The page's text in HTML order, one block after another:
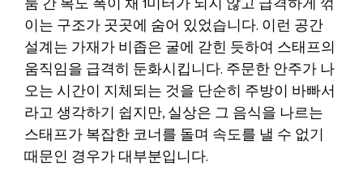
이는 구조가 곳곳에 숨어 있었습니다. 이런 공간
설계는 가재가 비좁은 굴에 갇힌 듯하여 스태프의
움직임을 급격히 둔화시킵니다. 주문한 안주가 나
오는 시간이 지체되는 것을 단순히 주방이 바빠서
라고 생각하기 쉽지만, 실상은 그 음식을 나르는
스태프가 복잡한 코너를 돌며 속도를 낼 수 없기
때문인 경우가 대부분입니다.